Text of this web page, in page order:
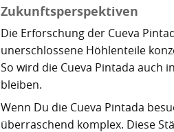
Zukunftsperspektiven
Die Erforschung der Cueva
unerschlossene Höhlenteile
So wird die Cueva Pintada auch
bleiben.
Wenn Du die Cueva Pintada
überraschend komplex. Diese